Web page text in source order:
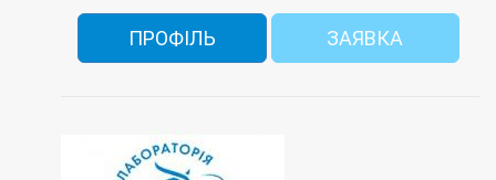
ПРОФІЛЬ ЗАЯВКА